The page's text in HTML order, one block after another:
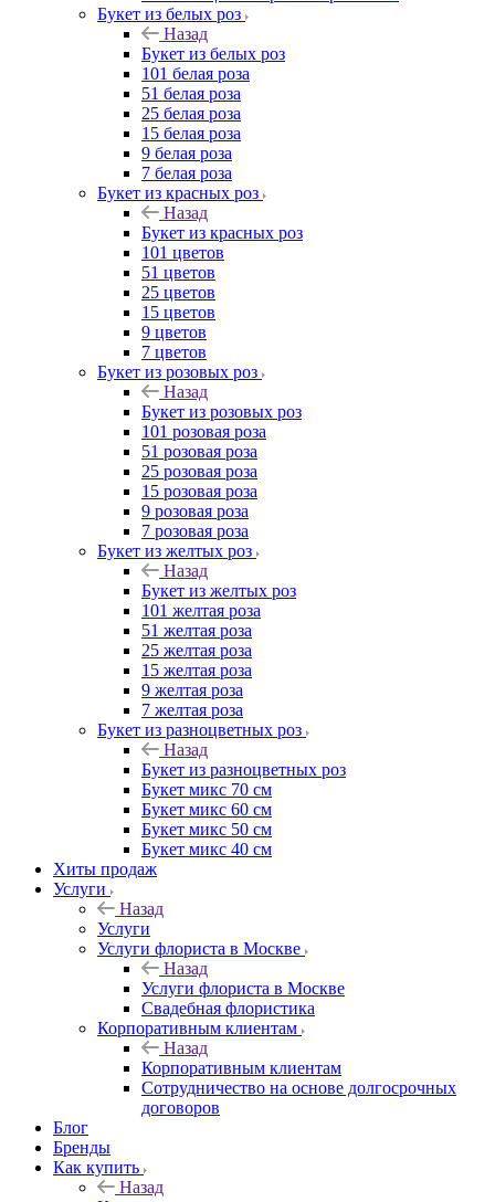
Букет из белых роз
Назад
Букет из белых роз
101 белая роза
51 белая роза
25 белая роза
15 белая роза
9 белая роза
7 белая роза
Букет из красных роз
Назад
Букет из красных роз
101 цветов
51 цветов
25 цветов
15 цветов
9 цветов
7 цветов
Букет из розовых роз
Назад
Букет из розовых роз
101 розовая роза
51 розовая роза
25 розовая роза
15 розовая роза
9 розовая роза
7 розовая роза
Букет из желтых роз
Назад
Букет из желтых роз
101 желтая роза
51 желтая роза
25 желтая роза
15 желтая роза
9 желтая роза
7 желтая роза
Букет из разноцветных роз
Назад
Букет из разноцветных роз
Букет микс 70 см
Букет микс 60 см
Букет микс 50 см
Букет микс 40 см
Хиты продаж
Услуги
Назад
Услуги
Услуги флориста в Москве
Назад
Услуги флориста в Москве
Свадебная флористика
Корпоративным клиентам
Назад
Корпоративным клиентам
Сотрудничество на основе долгосрочных
договоров
Блог
Бренды
Как купить
Назад